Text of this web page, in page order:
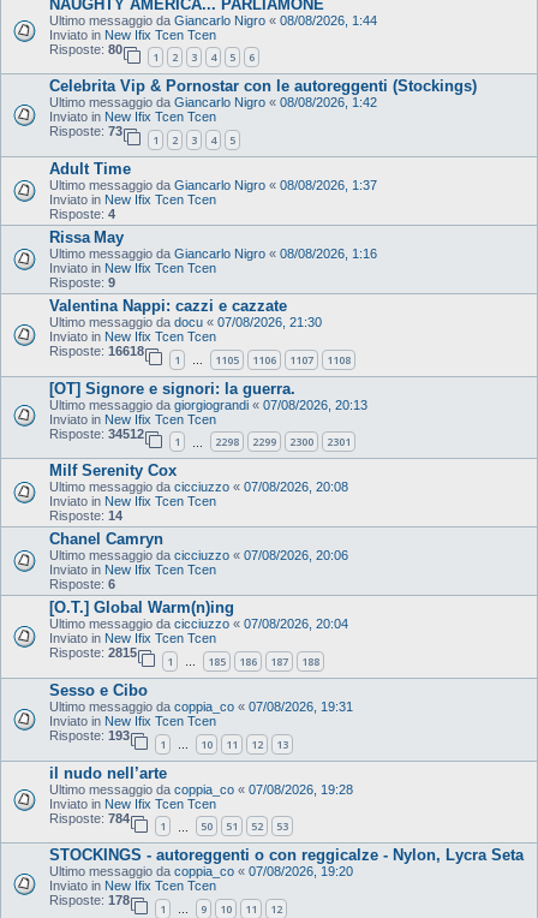
NAUGHTY AMERICA... PARLIAMONE
Ultimo messaggio da Giancarlo Nigro « 08/08/2026, 1:44
Inviato in New Ifix Tcen Tcen
Risposte: 80
1 2 3 4 5 6
Celebrita Vip & Pornostar con le autoreggenti (Stockings)
Ultimo messaggio da Giancarlo Nigro « 08/08/2026, 1:42
Inviato in New Ifix Tcen Tcen
Risposte: 73
1 2 3 4 5
Adult Time
Ultimo messaggio da Giancarlo Nigro « 08/08/2026, 1:37
Inviato in New Ifix Tcen Tcen
Risposte: 4
Rissa May
Ultimo messaggio da Giancarlo Nigro « 08/08/2026, 1:16
Inviato in New Ifix Tcen Tcen
Risposte: 9
Valentina Nappi: cazzi e cazzate
Ultimo messaggio da docu « 07/08/2026, 21:30
Inviato in New Ifix Tcen Tcen
Risposte: 16618
1 … 1105 1106 1107 1108
[OT] Signore e signori: la guerra.
Ultimo messaggio da giorgiograndi « 07/08/2026, 20:13
Inviato in New Ifix Tcen Tcen
Risposte: 34512
1 2298 2299 2300 2301
Milf Serenity Cox
Ultimo messaggio da cicciuzzo « 07/08/2026, 20:08
Inviato in New Ifix Tcen Tcen
Risposte: 14
Chanel Camryn
Ultimo messaggio da cicciuzzo « 07/08/2026, 20:06
Inviato in New Ifix Tcen Tcen
Risposte: 6
[O.T.] Global Warm(n)ing
Ultimo messaggio da cicciuzzo « 07/08/2026, 20:04
Inviato in New Ifix Tcen Tcen
Risposte: 2815
1 … 185 186 187 188
Sesso e Cibo
Ultimo messaggio da coppia_co « 07/08/2026, 19:31
Inviato in New Ifix Tcen Tcen
Risposte: 193
1 … 10 11 12 13
il nudo nell’arte
Ultimo messaggio da coppia_co « 07/08/2026, 19:28
Inviato in New Ifix Tcen Tcen
Risposte: 784
1 50 51 52 53
STOCKINGS - autoreggenti o con reggicalze - Nylon, Lycra Seta
Ultimo messaggio da coppia_co « 07/08/2026, 19:20
Inviato in New Ifix Tcen Tcen
Risposte: 178
1 … 9 10 11 12